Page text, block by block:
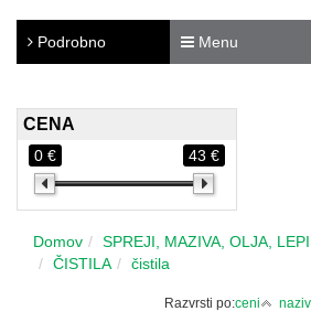
Podrobno Menu
CENA
0 € 43 €
Domov
SPREJI, MAZIVA, OLJA,
ČISTILA
čistila
Razvrsti po:ceni